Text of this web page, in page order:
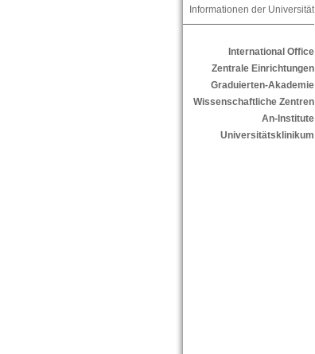
Informationen der Universität
International Office
Zentrale Einrichtungen
Graduierten-Akademie
Wissenschaftliche Zentren
An-Institute
Universitätsklinikum